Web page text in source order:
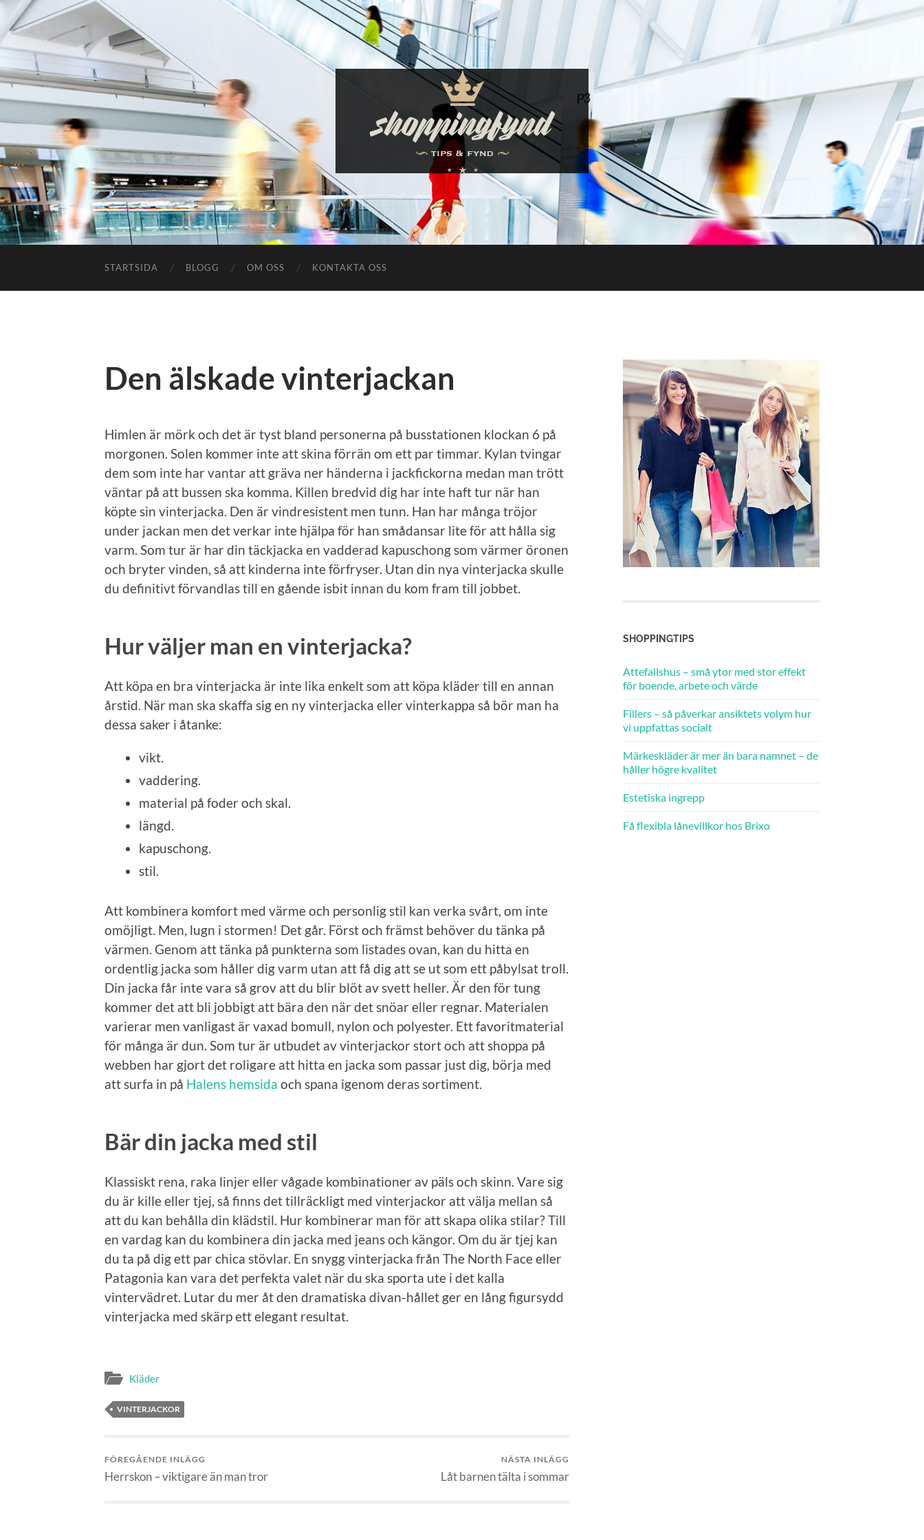
Shoppingfynd
STARTSIDA BLOGG OM OSS KONTAKTA OSS
Den älskade vinterjackan
Himlen är mörk och det är tyst bland personerna på busstationen klockan 6 på
morgonen. Solen kommer inte att skina förrän om ett par timmar. Kylan tvingar
dem som inte har vantar att gräva ner händerna i jackfickorna medan man trött
väntar på att bussen ska komma. Killen bredvid dig har inte haft tur när han
köpte sin vinterjacka. Den är vindresistent men tunn. Han har många tröjor
under jackan men det verkar inte hjälpa för han smådansar lite för att hålla sig
varm. Som tur är har din täckjacka en vadderad kapuschong som värmer öronen
och bryter vinden, så att kinderna inte förfryser. Utan din nya vinterjacka skulle
du definitivt förvandlas till en gående isbit innan du kom fram till jobbet.
Hur väljer man en vinterjacka?
Att köpa en bra vinterjacka är inte lika enkelt som att köpa kläder till en annan
årstid. När man ska skaffa sig en ny vinterjacka eller vinterkappa så bör man ha
dessa saker i åtanke:
vikt.
vaddering.
material på foder och skal.
längd.
kapuschong.
stil.
Att kombinera komfort med värme och personlig stil kan verka svårt, om inte
omöjligt. Men, lugn i stormen! Det går. Först och främst behöver du tänka på
värmen. Genom att tänka på punkterna som listades ovan, kan du hitta en
ordentlig jacka som håller dig varm utan att få dig att se ut som ett påbylsat troll.
Din jacka får inte vara så grov att du blir blöt av svett heller. Är den för tung
kommer det att bli jobbigt att bära den när det snöar eller regnar. Materialen
varierar men vanligast är vaxad bomull, nylon och polyester. Ett favoritmaterial
för många är dun. Som tur är utbudet av vinterjackor stort och att shoppa på
webben har gjort det roligare att hitta en jacka som passar just dig, börja med
att surfa in på Halens hemsida och spana igenom deras sortiment.
Bär din jacka med stil
Klassiskt rena, raka linjer eller vågade kombinationer av päls och skinn. Vare sig
du är kille eller tjej, så finns det tillräckligt med vinterjackor att välja mellan så
att du kan behålla din klädstil. Hur kombinerar man för att skapa olika stilar? Till
en vardag kan du kombinera din jacka med jeans och kängor. Om du är tjej kan
du ta på dig ett par chica stövlar. En snygg vinterjacka från The North Face eller
Patagonia kan vara det perfekta valet när du ska sporta ute i det kalla
vintervädret. Lutar du mer åt den dramatiska divan-hållet ger en lång figursydd
vinterjacka med skärp ett elegant resultat.
Kläder
VINTERJACKOR
FÖREGÅENDE INLÄGG
Herrskon – viktigare än man tror
NÄSTA INLÄGG
Låt barnen tälta i sommar
SHOPPINGTIPS
Attefallshus – små ytor med stor effekt
för boende, arbete och värde
Fillers – så påverkar ansiktets volym hur
vi uppfattas socialt
Märkeskläder är mer än bara namnet – de
håller högre kvalitet
Estetiska ingrepp
Få flexibla lånevillkor hos Brixo